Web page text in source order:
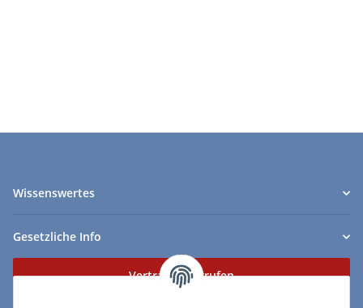
Wissenswertes
Gesetzliche Info
Vertrag widerrufen